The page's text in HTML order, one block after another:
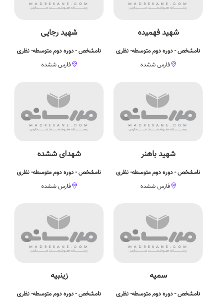
شهید فهمیده
نامشخص - دوره دوم متوسطه- نظری
فارس ششده
شهید رجایی
نامشخص - دوره دوم متوسطه- نظری
فارس ششده
شهید باهنر
نامشخص - دوره دوم متوسطه- نظری
فارس ششده
شهدای ششده
نامشخص - دوره دوم متوسطه- نظری
فارس ششده
سمیه
نامشخص - دوره دوم متوسطه- نظری
زینبیه
نامشخص - دوره دوم متوسطه- نظری